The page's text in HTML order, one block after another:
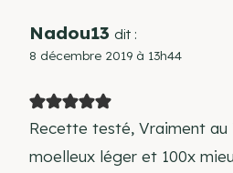
Nadou13 dit :
8 décembre 2019 à 13h44
Recette testé, Vraiment au
moelleux léger et 100x